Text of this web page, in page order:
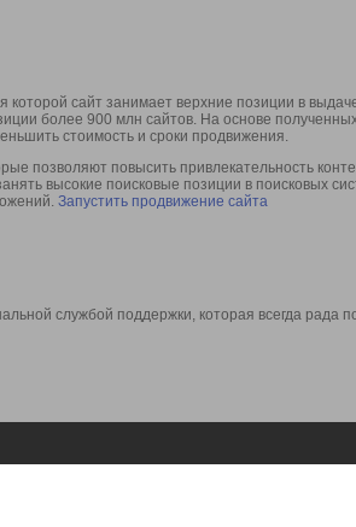
сайт занимает верхние позиции в
более 900 млн сайтов. На основе
стоимость и сроки продвижения.
позволяют повысить привлекательность
высокие поисковые позиции в поисковых
Запустить продвижение сайта
службой поддержки, которая всегда